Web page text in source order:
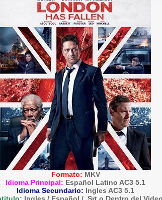
Formato: MKV
Idioma Principal: Español Latino AC3 5.1
Idioma Secundario: Ingles AC3 5.1